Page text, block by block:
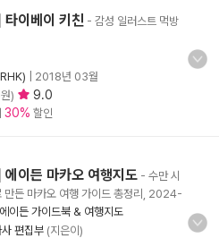
이베이 키친 - 감성 일러스트 먹방
2018년 03월
) 9.0
30% 할인
이든 마카오 여행지도 - 수만 시
만든 마카오 여행 가이드 총정리, 2024-
에이든 가이드북 & 여행지도
편집부 (지은이)